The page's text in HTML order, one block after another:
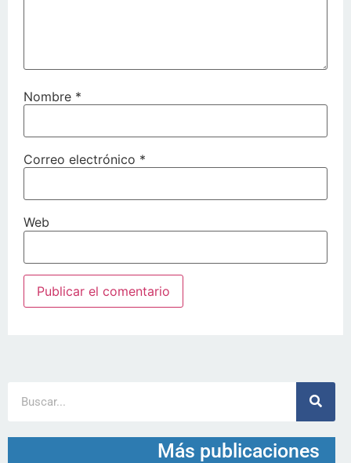
Nombre *
Correo electrónico *
Web
Más publicaciones